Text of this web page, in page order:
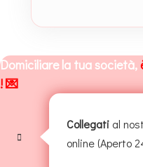
Domiciliare la tua società,
! 💌
Collegati al
online (Aperto